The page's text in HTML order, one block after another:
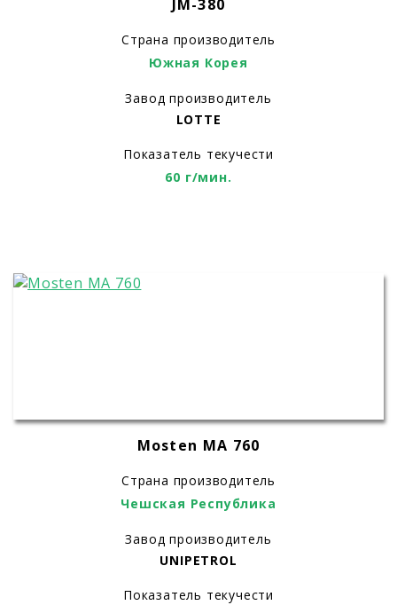
JM-380
Страна производитель
Южная Корея
Завод производитель
LOTTE
Показатель текучести
60 г/мин.
Mosten MA 760
Страна производитель
Чешская Республика
Завод производитель
UNIPETROL
Показатель текучести